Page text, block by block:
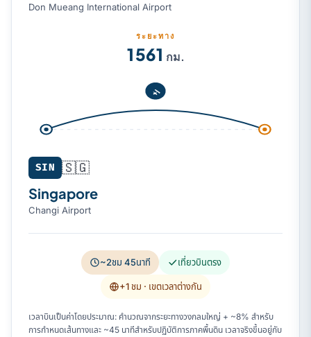
Don Mueang International Airport
ระยะทาง
1 561 กม.
SIN 🇸🇬
Singapore
Changi Airport
~2ชม 45นาที เที่ยวบินตรง
+1 ชม · เขตเวลาต่างกัน
เวลาบินเป็นค่าโดยประมาณ: คำนวณจากระยะทางวงกลมใหญ่ + ~8% สำหรับ
การกำหนดเส้นทางและ ~45 นาทีสำหรับปฏิบัติการภาคพื้นดิน เวลาจริงขึ้นอยู่กับ